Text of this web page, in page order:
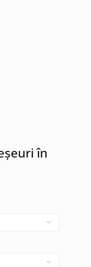
în